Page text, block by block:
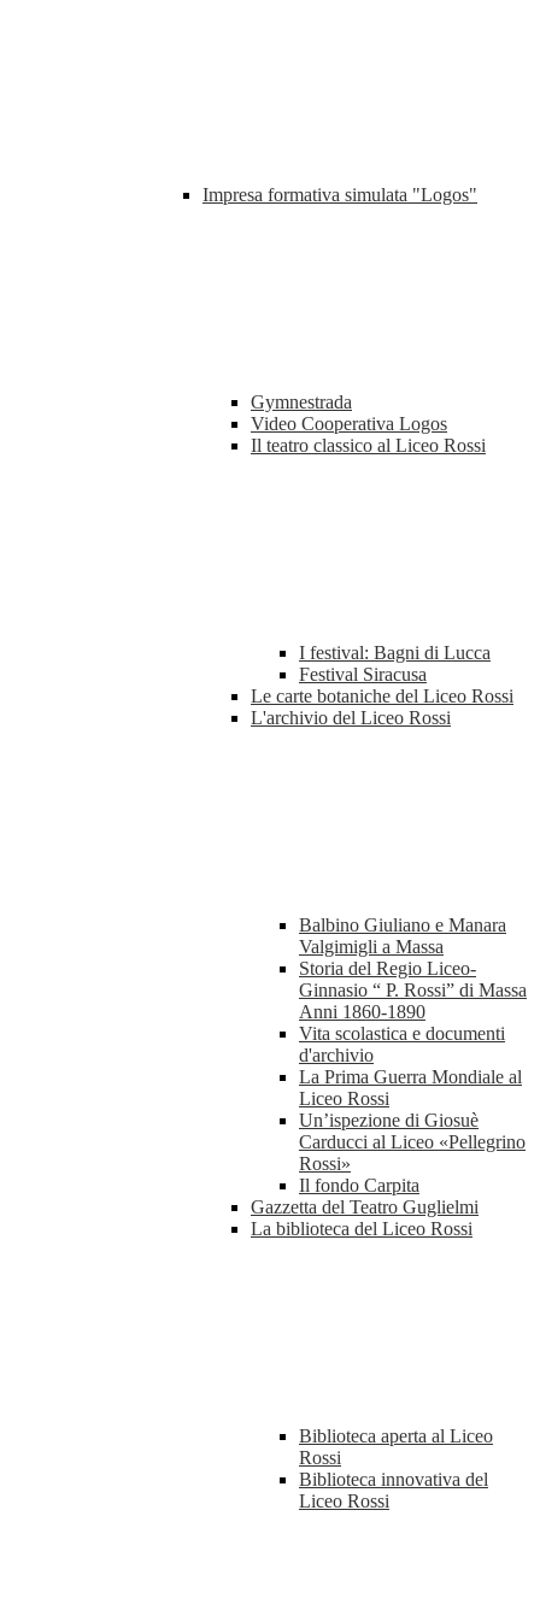
Impresa formativa simulata "Logos"
Gymnestrada
Video Cooperativa Logos
Il teatro classico al Liceo Rossi
I festival: Bagni di Lucca
Festival Siracusa
Le carte botaniche del Liceo Rossi
L'archivio del Liceo Rossi
Balbino Giuliano e Manara
Valgimigli a Massa
Storia del Regio Liceo-
Ginnasio “ P. Rossi” di Massa
Anni 1860-1890
Vita scolastica e documenti
d'archivio
La Prima Guerra Mondiale al
Liceo Rossi
Un’ispezione di Giosuè
Carducci al Liceo «Pellegrino
Rossi»
Il fondo Carpita
Gazzetta del Teatro Guglielmi
La biblioteca del Liceo Rossi
Biblioteca aperta al Liceo
Rossi
Biblioteca innovativa del
Liceo Rossi